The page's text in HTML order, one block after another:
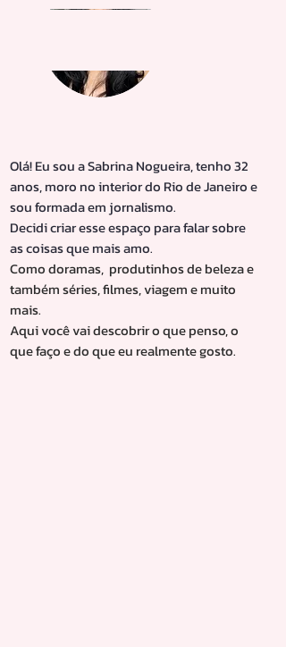
Olá! Eu sou a Sabrina Nogueira, tenho 32
anos, moro no interior do Rio de Janeiro e
sou formada em jornalismo.
Decidi criar esse espaço para falar sobre
as coisas que mais amo.
Como doramas, produtinhos de beleza e
também séries, filmes, viagem e muito
mais.
Aqui você vai descobrir o que penso, o
que faço e do que eu realmente gosto.